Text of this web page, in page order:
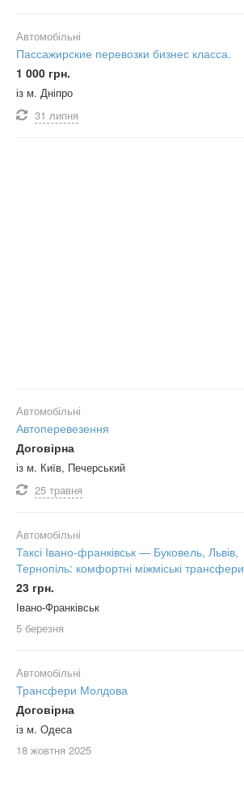
Автомобільні
Пассажирские перевозки бизнес класса.
1 000 грн.
із м. Дніпро
31 липня
Автомобільні
Автоперевезення
Договірна
із м. Київ, Печерський
25 травня
Автомобільні
Таксі Івано-франківськ — Буковель, Львів,
Тернопіль: комфортні міжміські трансфери
23 грн.
Івано-Франківськ
5 березня
Автомобільні
Трансфери Молдова
Договірна
із м. Одеса
18 жовтня 2025